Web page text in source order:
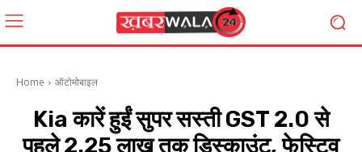
Home ऑटोमोबाइल
Kia कारें हुईं सुपर सस्ती GST 2.0 से
पहले 2.25 लाख तक डिस्काउंट, फेस्टिव